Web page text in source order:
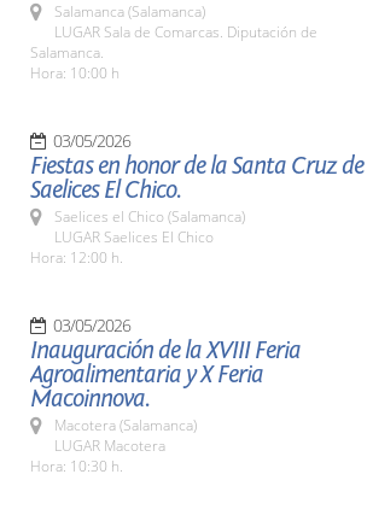
Salamanca (Salamanca)
LUGAR Sala de Comarcas. Diputación de
Salamanca.
Hora: 10:00 h
03/05/2026
Fiestas en honor de la Santa Cruz de
Saelices El Chico.
Saelices el Chico (Salamanca)
LUGAR Saelices El Chico
Hora: 12:00 h.
03/05/2026
Inauguración de la XVIII Feria
Agroalimentaria y X Feria
Macoinnova.
Macotera (Salamanca)
LUGAR Macotera
Hora: 10:30 h.